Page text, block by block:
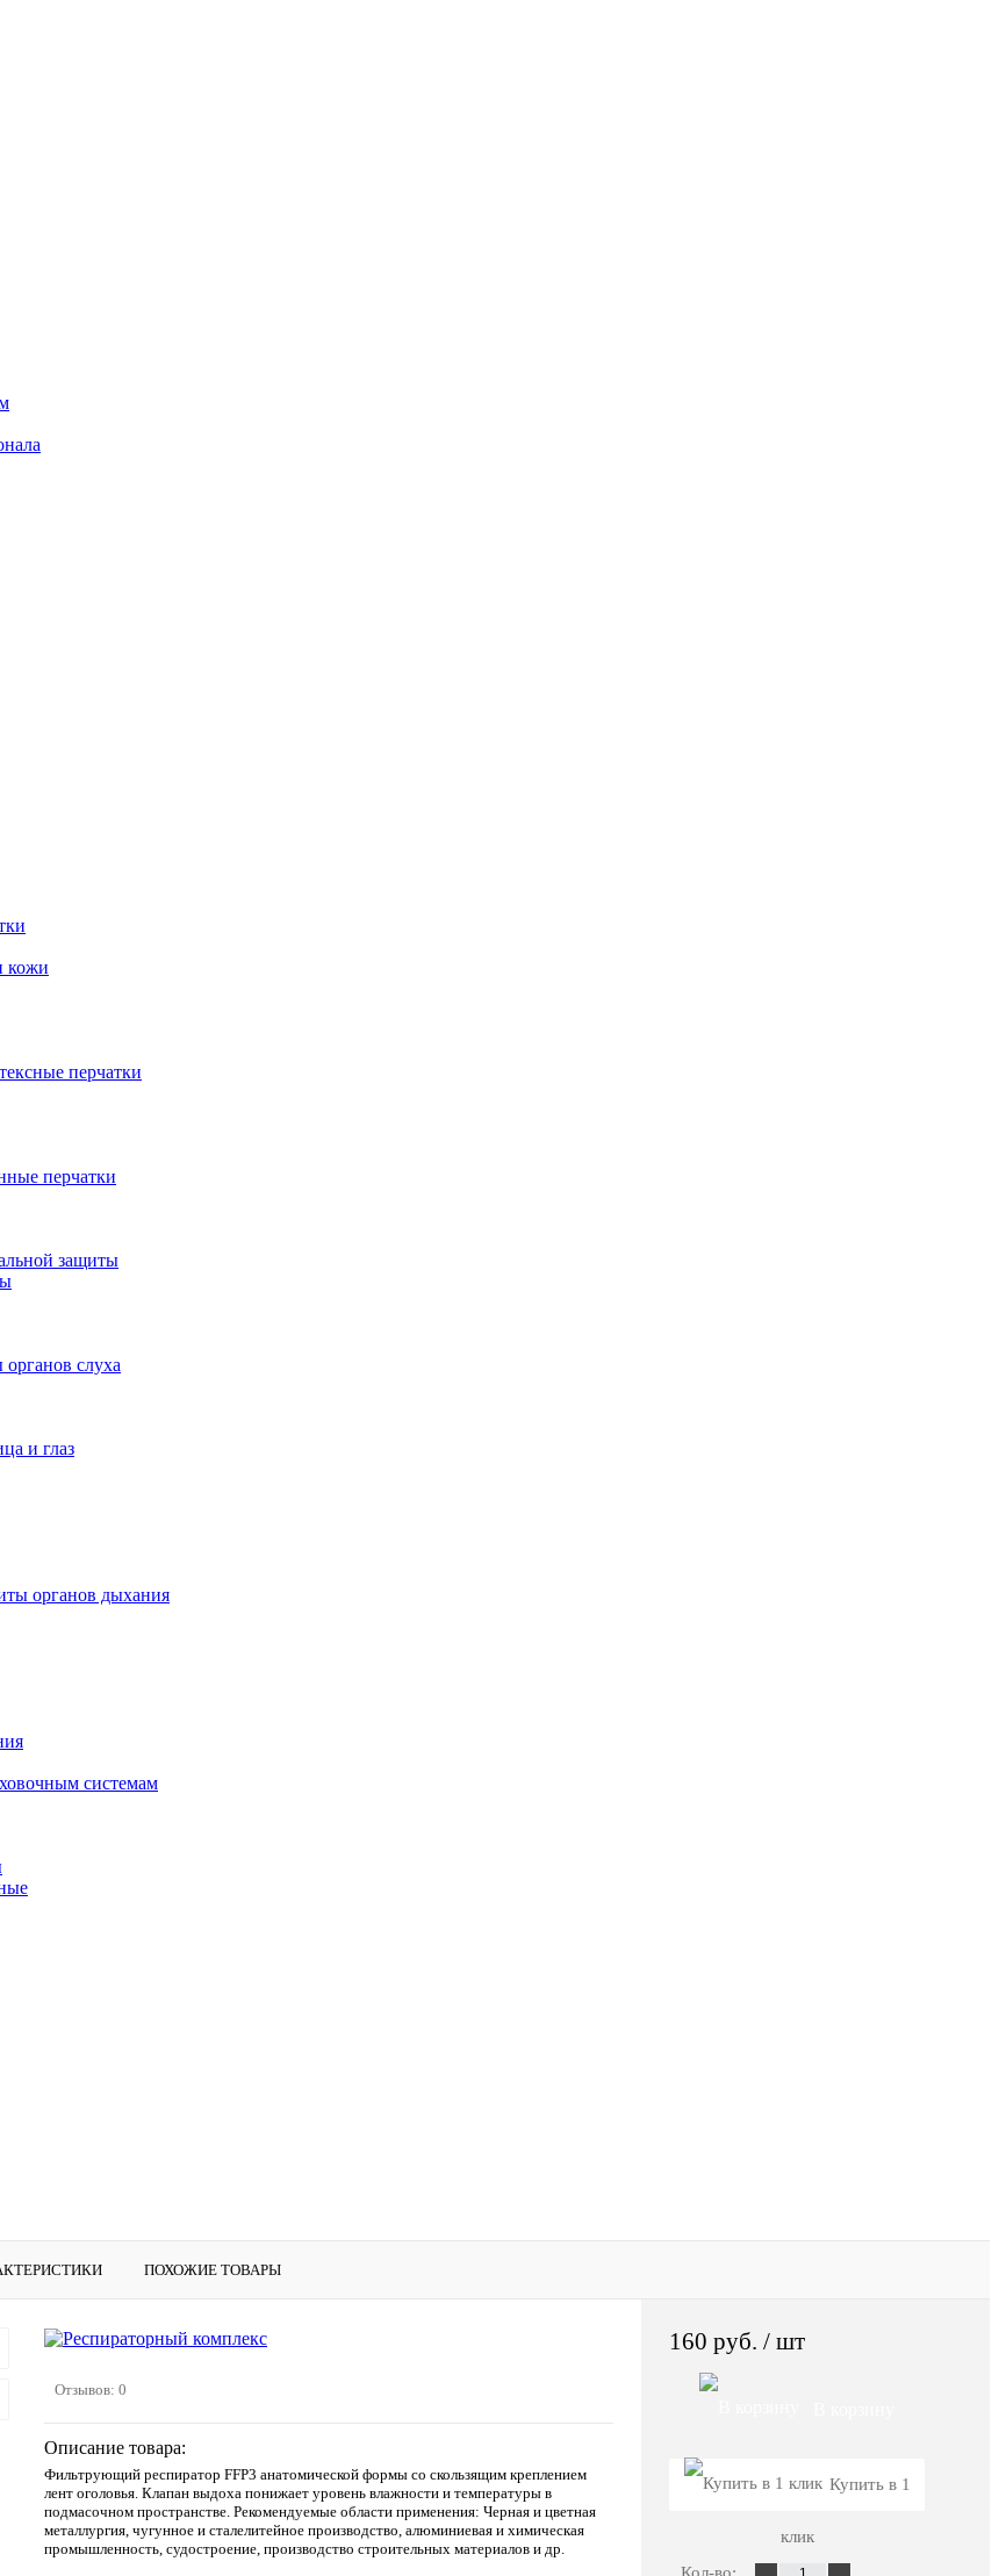
кожи
перчатки
перчатки
защиты
слуха
и глаз
органов дыхания
системам
ПОХОЖИЕ ТОВАРЫ
Отзывов: 0
Описание товара:
Фильтрующий респиратор FFP3 анатомической формы со скользящим креплением
лент оголовья. Клапан выдоха понижает уровень влажности и температуры в
подмасочном пространстве. Рекомендуемые области применения: Черная и цветная
металлургия, чугунное и сталелитейное производство, алюминиевая и химическая
промышленность, судостроение, производство строительных материалов и др.
160 руб. / шт
Купить в 1
клик